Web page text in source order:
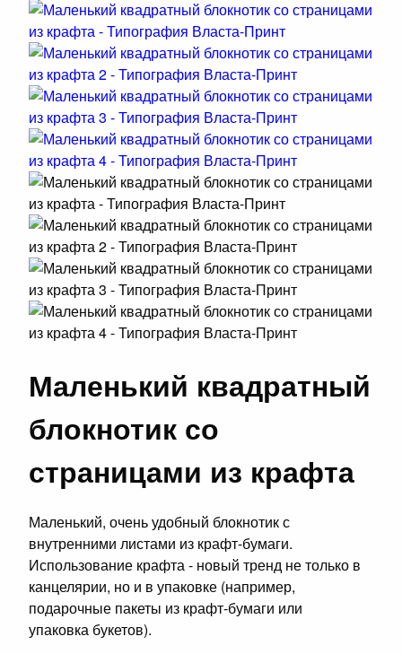
Маленький квадратный
блокнотик со
страницами из крафта
Маленький, очень удобный блокнотик с
внутренними листами из крафт-бумаги.
Использование крафта - новый тренд не только в
канцелярии, но и в упаковке (например,
подарочные пакеты из крафт-бумаги или
упаковка букетов).